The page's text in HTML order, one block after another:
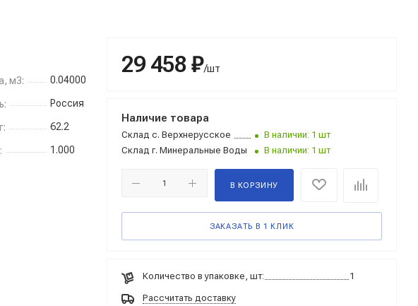
м3: 0.04000
Россия
62.2
1.000
29 458 ₽/шт
Наличие товара
Склад с. Верхнерусское
В наличии: 1 шт
Склад г. Минеральные Воды В наличии: 1 шт
В КОРЗИНУ
ЗАКАЗАТЬ В 1 КЛИК
Количество в упаковке, шт: 1
Рассчитать доставку